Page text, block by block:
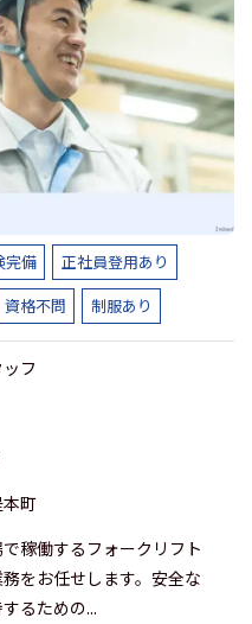
完備
正社員登用あり
資格不問 制服あり
フ
町
稼働するフォークリフト
をお任せします。安全な
るための...